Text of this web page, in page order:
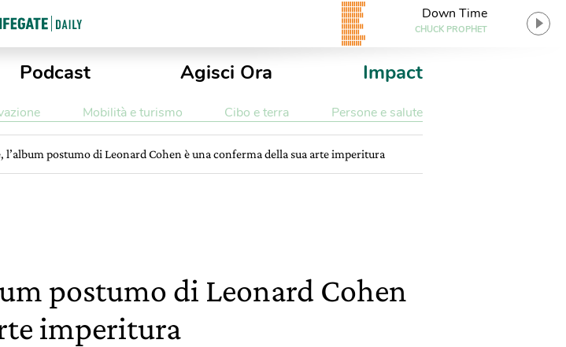
Down Time
CHUCK PROPHET
Podcast Agisci Ora Impact
Mobilità e turismo Cibo e terra Persone e salute
l’album postumo di Leonard Cohen è una conferma della sua arte imperitura
postumo di Leonard Cohen
imperitura